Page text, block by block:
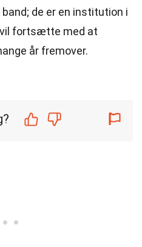
de er en institution i
vil fortsætte med at
år fremover.